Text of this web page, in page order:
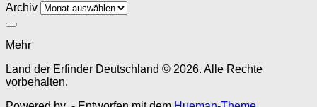
Archiv
Mehr
Land der Erfinder Deutschland © 2026. Alle Rechte
vorbehalten.